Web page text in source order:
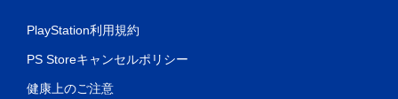
PlayStation利用規約
PS Storeキャンセルポリシー
健康上のご注意